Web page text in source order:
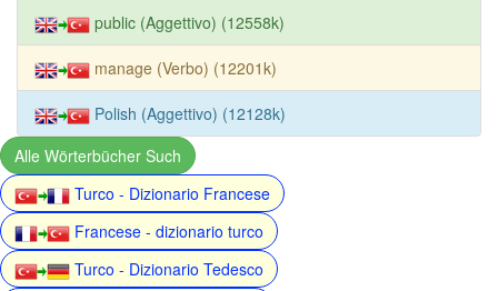
public (Aggettivo) (12558k)
manage (Verbo) (12201k)
Polish (Aggettivo) (12128k)
Alle Wörterbücher Such
Turco - Dizionario Francese
Francese - dizionario turco
Turco - Dizionario Tedesco